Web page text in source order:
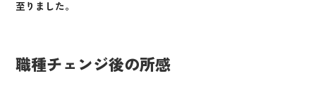
至りました。
職種チェンジ後の所感